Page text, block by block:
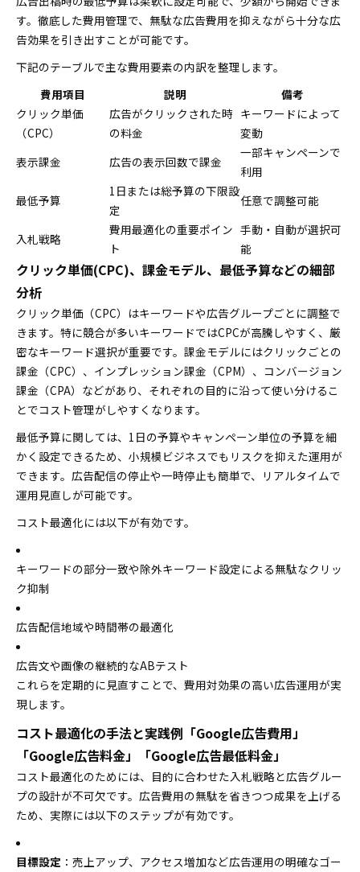
す。徹底した費用管理で、無駄な広告費用を抑えながら十分な広
告効果を引き出すことが可能です。
下記のテーブルで主な費用要素の内訳を整理します。
費用項目
説明
備考
クリック単価
（CPC）
広告がクリックされた時
の料金
キーワードによって
変動
表示課金
広告の表示回数で課金
一部キャンペーンで
利用
最低予算
1日または総予算の下限設
定
任意で調整可能
入札戦略
費用最適化の重要ポイン
ト
手動・自動が選択可
能
クリック単価(CPC)、課金モデル、最低予算などの細部
分析
クリック単価（CPC）はキーワードや広告グループごとに調整で
きます。特に競合が多いキーワードではCPCが高騰しやすく、厳
密なキーワード選択が重要です。課金モデルにはクリックごとの
課金（CPC）、インプレッション課金（CPM）、コンバージョン
課金（CPA）などがあり、それぞれの目的に沿って使い分けるこ
とでコスト管理がしやすくなります。
最低予算に関しては、1日の予算やキャンペーン単位の予算を細
かく設定できるため、小規模ビジネスでもリスクを抑えた運用が
できます。広告配信の停止や一時停止も簡単で、リアルタイムで
運用見直しが可能です。
コスト最適化には以下が有効です。
キーワードの部分一致や除外キーワード設定による無駄なクリッ
ク抑制
広告配信地域や時間帯の最適化
広告文や画像の継続的なABテスト
これらを定期的に見直すことで、費用対効果の高い広告運用が実
現します。
コスト最適化の手法と実践例「Google広告費用」
「Google広告料金」「Google広告最低料金」
コスト最適化のためには、目的に合わせた入札戦略と広告グルー
プの設計が不可欠です。広告費用の無駄を省きつつ成果を上げる
ため、実際には以下のステップが有効です。
目標設定 ：売上アップ、アクセス増加など広告運用の明確なゴー